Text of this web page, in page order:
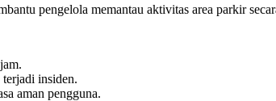
pengelola memantau aktivitas area parkir
insiden.
aman pengguna.